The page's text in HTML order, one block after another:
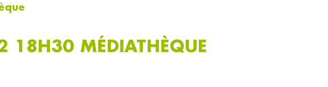
18H30 MÉDIATHÈQUE